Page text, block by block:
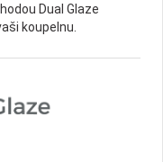
Dual Glaze
koupelnu.